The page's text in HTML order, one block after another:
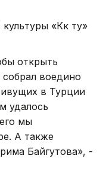
«Көк ту»
открыть
воедино
в Турции
удалось
мы
А также
Байгутова», -